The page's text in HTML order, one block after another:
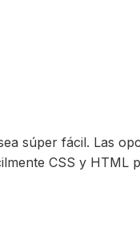
súper fácil. Las
CSS y HTML